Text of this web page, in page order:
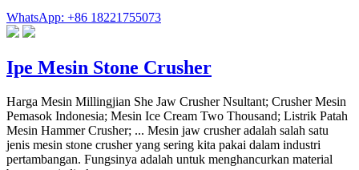
WhatsApp: +86 18221755073
Ipe Mesin Stone Crusher
Harga Mesin Millingjian She Jaw Crusher Nsultant; Crusher Mesin
Pemasok Indonesia; Mesin Ice Cream Two Thousand; Listrik Patah
Mesin Hammer Crusher; ... Mesin jaw crusher adalah salah satu
jenis mesin stone crusher yang sering kita pakai dalam industri
pertambangan. Fungsinya adalah untuk menghancurkan material